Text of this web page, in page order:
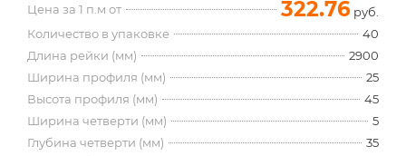
Цена за 1 п.м от 322.76 руб.
Количество в упаковке
40
Длина рейки (мм)
2900
Ширина профиля (мм)
25
Высота профиля (мм)
45
Ширина четверти (мм)
5
Глубина четверти (мм)
35